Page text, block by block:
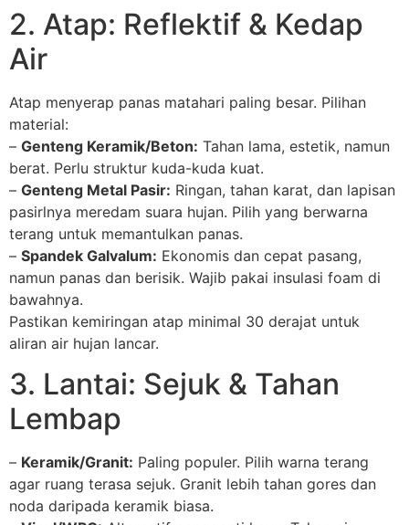
2. Atap: Reflektif & Kedap
Air
Atap menyerap panas matahari paling besar. Pilihan
material:
– Genteng Keramik/Beton: Tahan lama, estetik, namun
berat. Perlu struktur kuda-kuda kuat.
– Genteng Metal Pasir: Ringan, tahan karat, dan lapisan
pasirlnya meredam suara hujan. Pilih yang berwarna
terang untuk memantulkan panas.
– Spandek Galvalum: Ekonomis dan cepat pasang,
namun panas dan berisik. Wajib pakai insulasi foam di
bawahnya.
Pastikan kemiringan atap minimal 30 derajat untuk
aliran air hujan lancar.
3. Lantai: Sejuk & Tahan
Lembap
– Keramik/Granit: Paling populer. Pilih warna terang
agar ruang terasa sejuk. Granit lebih tahan gores dan
noda daripada keramik biasa.